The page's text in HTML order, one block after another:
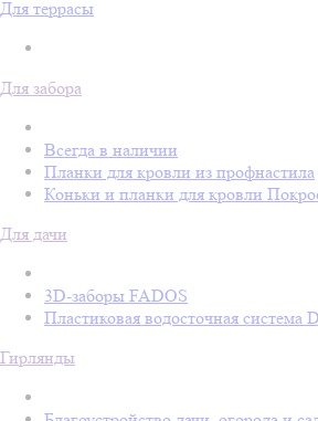
Для террасы
Для забора
Всегда в наличии
Планки для кровли из профнастила
Коньки и планки для кровли
Для дачи
3D-заборы FADOS
Пластиковая водосточная
Гирлянды